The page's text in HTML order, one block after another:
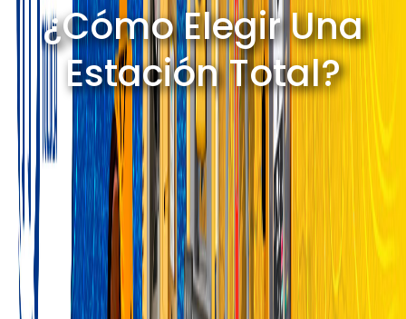
¿Cómo Elegir Una
Estación Total?